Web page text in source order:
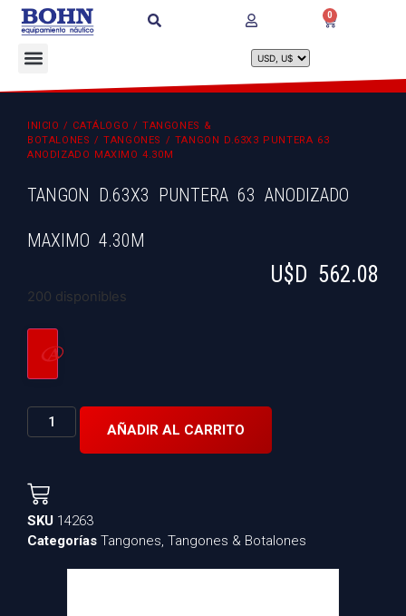
0
INICIO / CATÁLOGO /TANGONES &
BOTALONES /TANGONES / TANGON D.63X3 PUNTERA 63
ANODIZADO MAXIMO 4.30M
TANGON D.63X3 PUNTERA 63 ANODIZADO
MAXIMO 4.30M
U$D 562.08
200 disponibles
AÑADIR AL CARRITO
SKU 14263
Categorías Tangones, Tangones & Botalones